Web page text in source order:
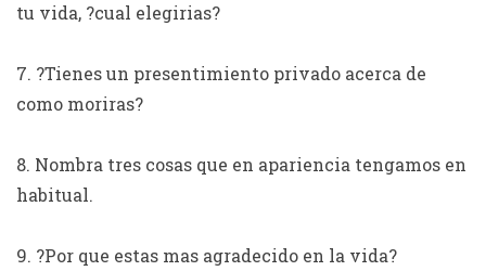
tu vida, ?cual elegirias?
7. ?Tienes un presentimiento privado acerca de
como moriras?
8. Nombra tres cosas que en apariencia tengamos en
habitual.
9. ?Por que estas mas agradecido en la vida?